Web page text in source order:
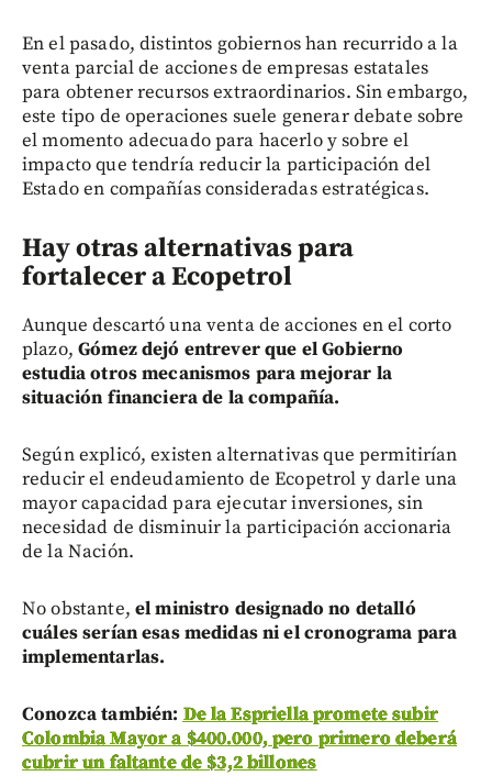
En el pasado, distintos gobiernos han recurrido a la
venta parcial de acciones de empresas estatales
para obtener recursos extraordinarios. Sin embargo,
este tipo de operaciones suele generar debate sobre
el momento adecuado para hacerlo y sobre el
impacto que tendría reducir la participación del
Estado en compañías consideradas estratégicas.
Hay otras alternativas para
fortalecer a Ecopetrol
Aunque descartó una venta de acciones en el corto
plazo, Gómez dejó entrever que el Gobierno
estudia otros mecanismos para mejorar la
situación financiera de la compañía.
Según explicó, existen alternativas que permitirían
reducir el endeudamiento de Ecopetrol y darle una
mayor capacidad para ejecutar inversiones, sin
necesidad de disminuir la participación accionaria
de la Nación.
No obstante, el ministro designado no detalló
cuáles serían esas medidas ni el cronograma para
implementarlas.
Conozca también: De la Espriella promete subir
Colombia Mayor a $400.000, pero primero deberá
cubrir un faltante de $3,2 billones